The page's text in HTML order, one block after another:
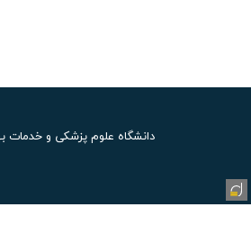
دانشگاه علوم پزشکی و خدمات